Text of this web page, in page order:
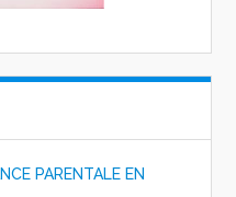
PARENTALE EN